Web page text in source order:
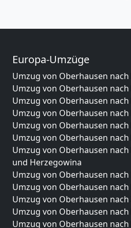
Europa-Umzüge
Umzug von Oberhausen nach
Umzug von Oberhausen nach
Umzug von Oberhausen
Umzug von Oberhausen
Umzug von Oberhausen nach
Umzug von Oberhausen
Umzug von Oberhausen nach
und Herzegowina
Umzug von Oberhausen
Umzug von Oberhausen
Umzug von Oberhausen nach
Umzug von Oberhausen
Umzug von Oberhausen nach